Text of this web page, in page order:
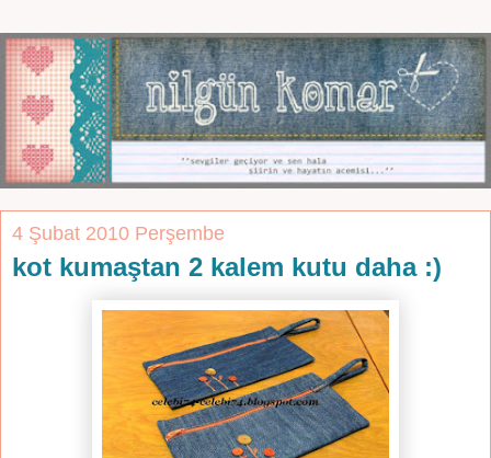
4 Şubat 2010 Perşembe
kot kumaştan 2 kalem kutu daha :)